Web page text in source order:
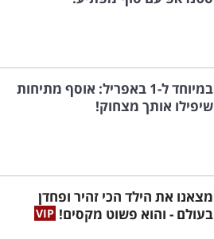
במיוחד ל-1 באפריל: אוסף מתיחות
שיפילו אותך מצחוק!
מצאנו את הילד הכי זהיר ופחדן
בעולם - והוא פשוט מקסים!